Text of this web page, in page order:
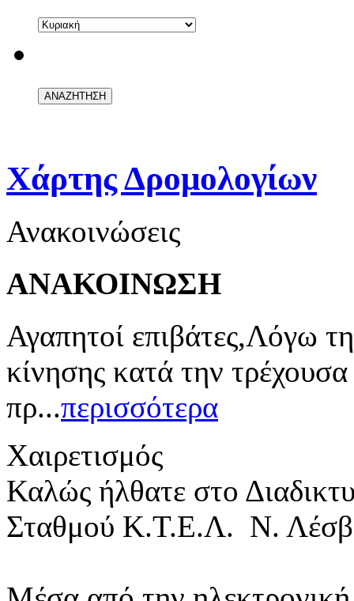
Χάρτης Δρομολογίων
Ανακοινώσεις
ΑΝΑΚΟΙΝΩΣΗ
Αγαπητοί επιβάτες,Λόγω
κίνησης κατά την
πρ...περισσότερα
Χαιρετισμός
Καλώς ήλθατε στο
Σταθμού Κ.Τ.Ε.Λ. Ν.